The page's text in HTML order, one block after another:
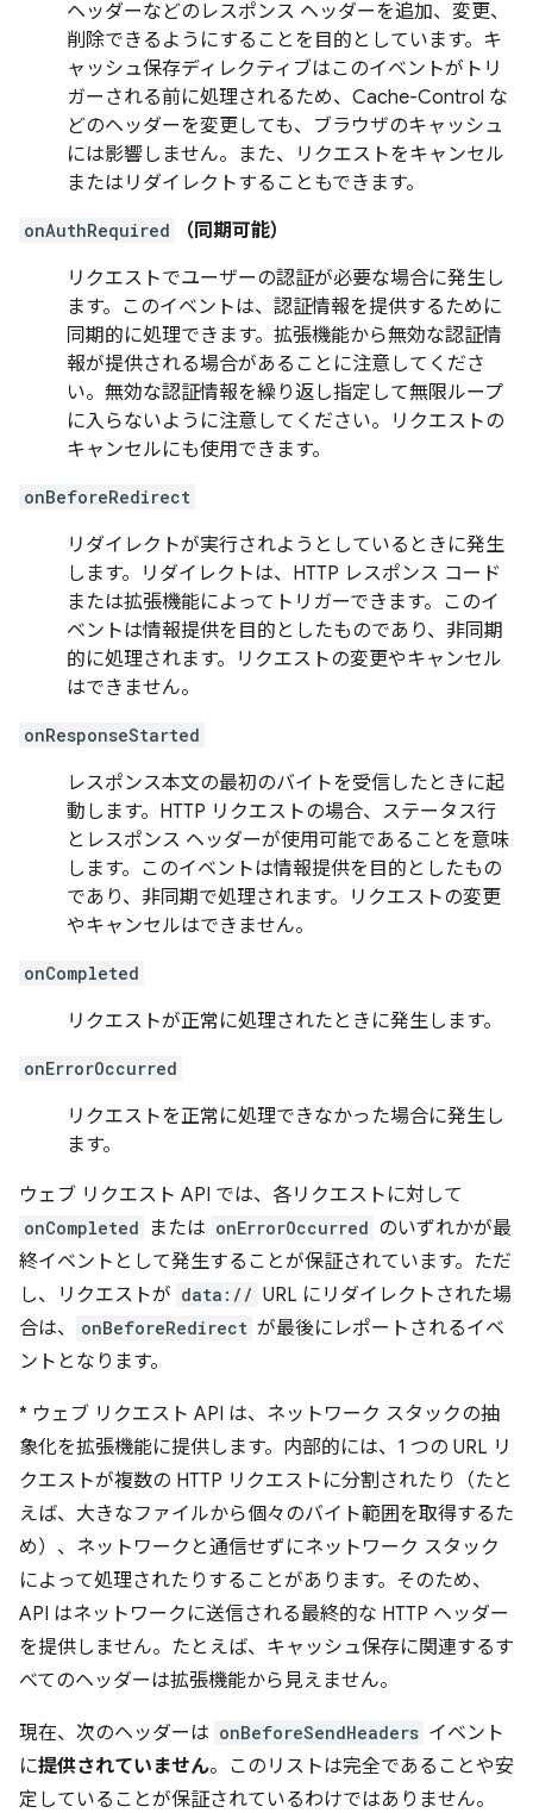
ヘッダーなどのレスポンス ヘッダーを追加、変更、
削除できるようにすることを目的としています。キ
ャッシュ保存ディレクティブはこのイベントがトリ
ガーされる前に処理されるため、Cache-Control な
どのヘッダーを変更しても、ブラウザのキャッシュ
には影響しません。また、リクエストをキャンセル
またはリダイレクトすることもできます。
onAuthRequired
（同期可能）
リクエストでユーザーの認証が必要な場合に発生し
ます。このイベントは、認証情報を提供するために
同期的に処理できます。拡張機能から無効な認証情
報が提供される場合があることに注意してくださ
い。無効な認証情報を繰り返し指定して無限ループ
に入らないように注意してください。リクエストの
キャンセルにも使用できます。
onBeforeRedirect
リダイレクトが実行されようとしているときに発生
します。リダイレクトは、HTTP レスポンス コード
または拡張機能によってトリガーできます。このイ
ベントは情報提供を目的としたものであり、非同期
的に処理されます。リクエストの変更やキャンセル
はできません。
onResponseStarted
レスポンス本文の最初のバイトを受信したときに起
動します。HTTP リクエストの場合、ステータス行
とレスポンス ヘッダーが使用可能であることを意味
します。このイベントは情報提供を目的としたもの
であり、非同期で処理されます。リクエストの変更
やキャンセルはできません。
onCompleted
リクエストが正常に処理されたときに発生します。
onErrorOccurred
リクエストを正常に処理できなかった場合に発生し
ます。
ウェブ リクエスト API では、各リクエストに対して
onCompleted または onErrorOccurred のいずれかが最
終イベントとして発生することが保証されています。ただ
し、リクエストが data:// URL にリダイレクトされた場
合は、
onBeforeRedirect が最後にレポートされるイベ
ントとなります。
* ウェブ リクエスト API は、ネットワーク スタックの抽
象化を拡張機能に提供します。内部的には、1 つの URL リ
クエストが複数の HTTP リクエストに分割されたり（たと
えば、大きなファイルから個々のバイト範囲を取得するた
め）、ネットワークと通信せずにネットワーク スタック
によって処理されたりすることがあります。そのため、
API はネットワークに送信される最終的な HTTP ヘッダー
を提供しません。たとえば、キャッシュ保存に関連するす
べてのヘッダーは拡張機能から見えません。
現在、次のヘッダーは onBeforeSendHeaders イベント
に提供されていません。このリストは完全であることや安
定していることが保証されているわけではありません。